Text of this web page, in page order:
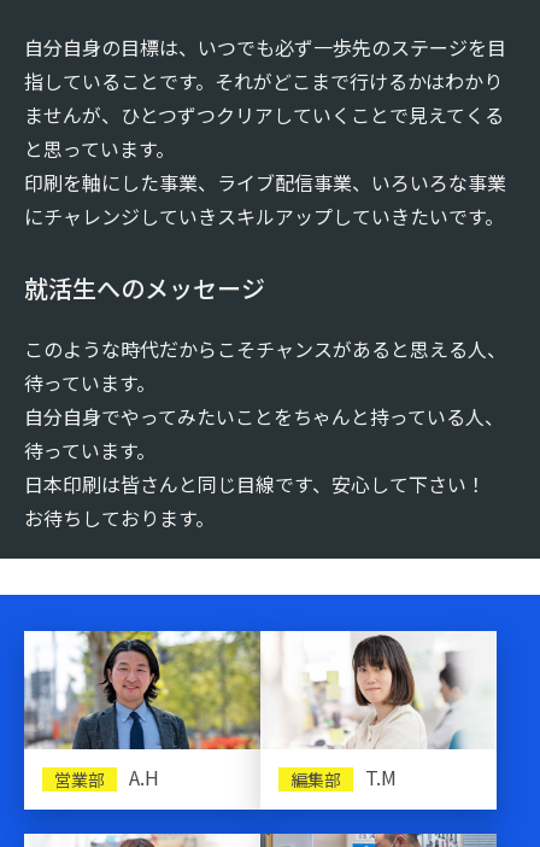
自分自身の目標は、いつでも必ず一歩先のステージを目
指していることです。それがどこまで行けるかはわかり
ませんが、ひとつずつクリアしていくことで見えてくる
と思っています。
印刷を軸にした事業、ライブ配信事業、いろいろな事業
にチャレンジしていきスキルアップしていきたいです。
就活生へのメッセージ
このような時代だからこそチャンスがあると思える人、
待っています。
自分自身でやってみたいことをちゃんと持っている人、
待っています。
日本印刷は皆さんと同じ目線です、安心して下さい！
お待ちしております。
営業部 A.H 編集部 T.M